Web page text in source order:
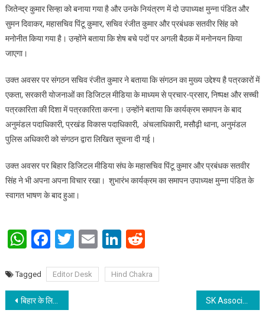
जितेन्द्र कुमार सिन्हा को बनाया गया है और उनके नियंत्रण में दो उपाध्यक्ष मुन्ना पंडित और
सुमन दिवाकर, महासचिव पिंटू कुमार, सचिव रंजीत कुमार और प्रबंधक सतवीर सिंह को
मनोनीत किया गया है। उन्होंने बताया कि शेष बचे पदों पर अगली बैठक में मनोनयन किया
जाएगा।
उक्त अवसर पर संगठन सचिव रंजीत कुमार ने बताया कि संगठन का मुख्य उद्देश्य है पत्रकारों में
एकता, सरकारी योजनाओं का डिजिटल मीडिया के माध्यम से प्रचार-प्रसार, निष्पक्ष और सच्ची
पत्रकारिता की दिशा में पत्रकारिता करना। उन्होंने बताया कि कार्यक्रम समापन के बाद
अनुमंडल पदाधिकारी, प्रखंड विकास पदाधिकारी, अंचलाधिकारी, मसौढ़ी थाना, अनुमंडल
पुलिस अधिकारी को संगठन द्वारा लिखित सूचना दी गई।
उक्त अवसर पर बिहार डिजिटल मीडिया संघ के महासचिव पिंटू कुमार और प्रबंधक सतवीर
सिंह ने भी अपना अपना विचार रखा। शुभारंभ कार्यक्रम का समापन उपाध्यक्ष मुन्ना पंडित के
स्वागत भाषण के बाद हुआ।
WhatsApp
Facebook
Twitter
EmailLinkedIn
Reddit
Tagged Editor Desk Hind Chakra
Post navigation
बिहार के लिए राजनीतिक विकल्प बन रही है आसा पार्टी: डॉ प्रभात चंद्रा